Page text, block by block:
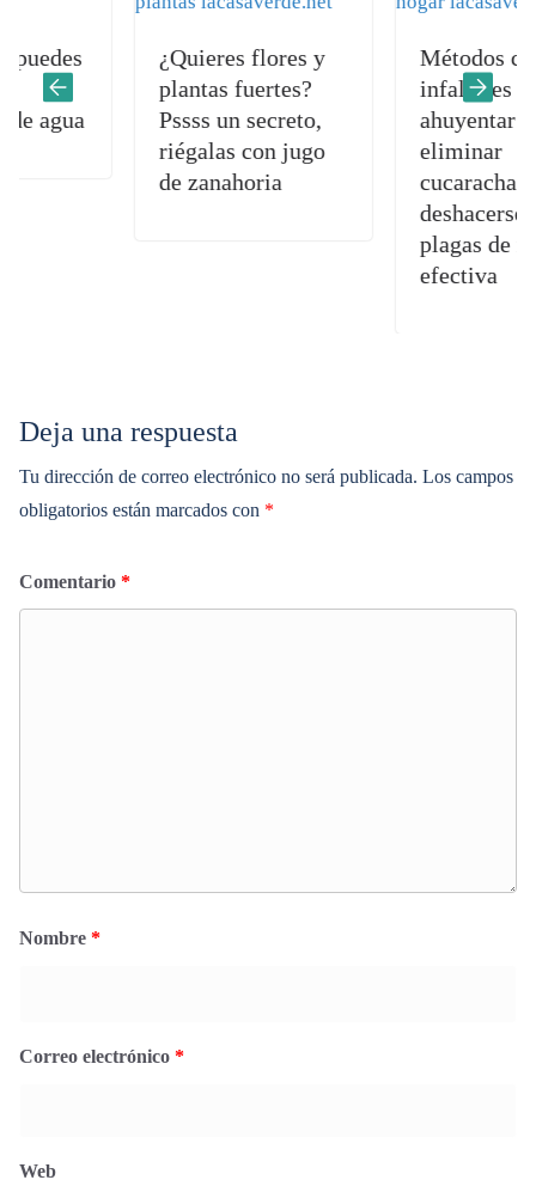
¿Quieres flores y
plantas fuertes?
Pssss un secreto,
riégalas con jugo
de zanahoria
Métodos caseros
infalibles para
ahuyentar y
eliminar
cucarachas:
deshacerse de
plagas de manera
efectiva
Deja una respuesta
Tu dirección de correo electrónico no será publicada. Los campos
obligatorios están marcados con *
Comentario *
Nombre *
Correo electrónico *
Web